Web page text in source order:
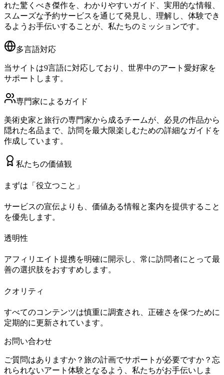
れた驚くべき傑作を、わかりやすいガイド、実用的な情報、
スムーズな予約サービスを通じて発見し、理解し、体験でき
るようお手伝いすることが、私たちのミッションです。
多言語対応
当サイトは9言語に対応しており、世界中のアート愛好家を
サポートします。
専門家によるガイド
美術史家と旅行の専門家から成るチームが、必見の作品から
隠れた名品まで、訪問を最大限楽しむための詳細なガイドを
作成しています。
私たちの価値観
まずは「役立つこと」
サービスの宣伝よりも、価値ある情報と案内を提供すること
を優先します。
透明性
アフィリエイト提携を明確に開示し、常に訪問者にとって最
善の選択肢をおすすめします。
クオリティ
すべてのコンテンツは慎重に調査され、正確さを保つために
定期的に更新されています。
お問い合わせ
ご質問はありますか？旅の計画でサポートが必要ですか？忘
れられないアート体験となるよう、私たちがお手伝いしま